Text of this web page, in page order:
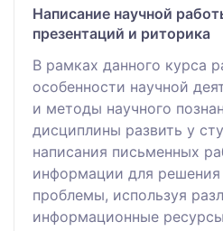
Написание научной
презентаций и риторика
В рамках данного курса
особенности научной
и методы научного
дисциплины развить у
написания письменных
информации для решения
проблемы, используя
информационные